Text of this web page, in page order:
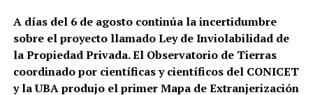
A días del 6 de agosto continúa la incertidumbre
sobre el proyecto llamado Ley de Inviolabilidad de
la Propiedad Privada. El Observatorio de Tierras
coordinado por científicas y científicos del CONICET
y la UBA produjo el primer Mapa de Extranjerización